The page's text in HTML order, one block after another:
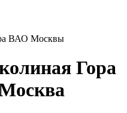
ВАО Москвы
Гора